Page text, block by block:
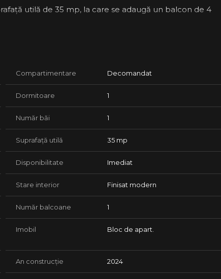
utilă de 35 mp, la care se adaugă un balcon de 4
pentru mutare imediată.
datorită poziționării și compartimentării eficiente.
stăm la dispoziție.
Compartimentare Decomandat
Dormitoare 1
Număr băi 1
Suprafață utilă 35 mp
Disponibilitate Imediat
Stare interior Finisat modern
Număr balcoane 1
Imobil Bloc de apart.
An construcție 2024